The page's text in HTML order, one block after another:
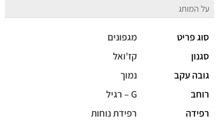
על המותג
סוג פריט
מגפונים
סגנון
קז'ואל
גובה עקב
נמוך
רוחב
G – רגיל
רפידה
רפידת נוחות